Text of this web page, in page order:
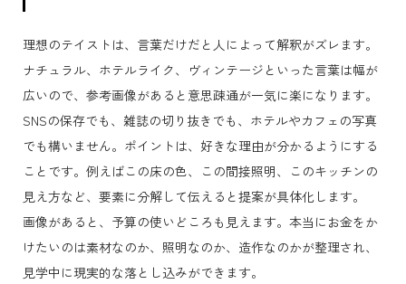
理想のテイストは、言葉だけだと人によって解釈がズレます。
ナチュラル、ホテルライク、ヴィンテージといった言葉は幅が
広いので、参考画像があると意思疎通が一気に楽になります。
SNSの保存でも、雑誌の切り抜きでも、ホテルやカフェの写真
でも構いません。ポイントは、好きな理由が分かるようにする
ことです。例えばこの床の色、この間接照明、このキッチンの
見え方など、要素に分解して伝えると提案が具体化します。
画像があると、予算の使いどころも見えます。本当にお金をか
けたいのは素材なのか、照明なのか、造作なのかが整理され、
見学中に現実的な落とし込みができます。